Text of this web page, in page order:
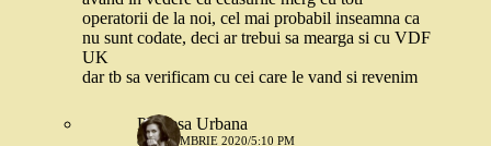
operatorii de la noi, cel mai probabil inseamna ca
nu sunt codate, deci ar trebui sa mearga si cu VDF
UK
dar tb sa verificam cu cei care le vand si revenim
Printesa Urbana
8 OCTOMBRIE 2020/5:10 PM